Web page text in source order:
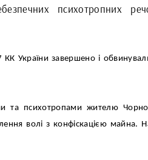
психотропних
України завершено і
та психотропами жителю
волі з конфіскацією майна.